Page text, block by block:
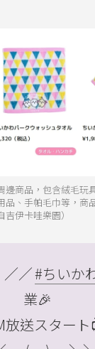
邊商品，包含絨毛玩
品、手帕毛巾等，商
伊卡哇樂園）
／#ちいか
業🎉
放送スタート